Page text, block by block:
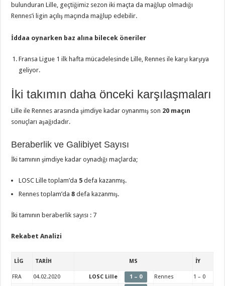
bulunduran Lille, geçtiğimiz sezon iki maçta da mağlup olmadığı
Rennes’i ligin açılış maçında mağlup edebilir.
İddaa oynarken baz alına bilecek öneriler
Fransa Ligue 1 ilk hafta mücadelesinde Lille, Rennes ile karşı karşıya
geliyor.
İki takımın daha önceki karşılaşmaları
Lille ile Rennes arasında şimdiye kadar oynanmış son 20 maçın
sonuçları aşağıdadır.
Beraberlik ve Galibiyet Sayısı
İki tamının şimdiye kadar oynadığı maçlarda;
LOSC Lille toplam’da 5 defa kazanmış.
Rennes toplam’da8 defa kazanmış.
İki tamının beraberlik sayısı : 7
Rekabet Analizi
LİG TARİH MS İY
FRA 04.02.2020 LOSC Lille 1 – 0 Rennes 1 – 0